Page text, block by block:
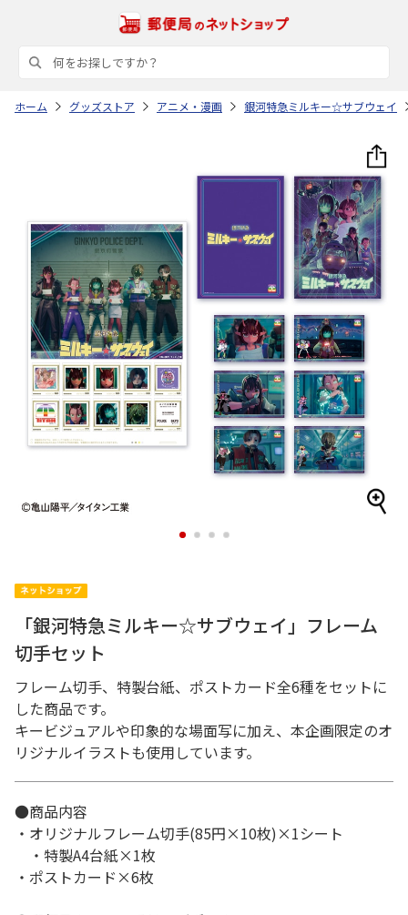
ホーム グッズストア アニメ・漫画 銀河特急ミルキー☆サブウェイ
1 2 3 4
「銀河特急ミルキー☆サブウェイ」フレーム
切手セット
フレーム切手、特製台紙、ポストカード全6種をセットに
した商品です。
キービジュアルや印象的な場面写に加え、本企画限定のオ
リジナルイラストも使用しています。
●商品内容
・オリジナルフレーム切手(85円×10枚)×1シート
・特製A4台紙×1枚
・ポストカード×6枚